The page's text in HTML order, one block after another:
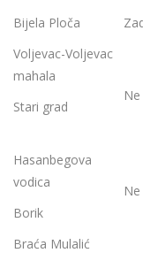
Bijela Ploča
Voljevac-Voljevac
mahala
Stari grad
Hasanbegova
vodica
Borik
Braća Mulalić